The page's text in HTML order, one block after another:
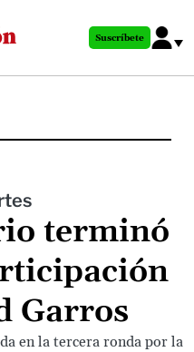
Suscríbete
terminó
Garros
en la tercera ronda por la